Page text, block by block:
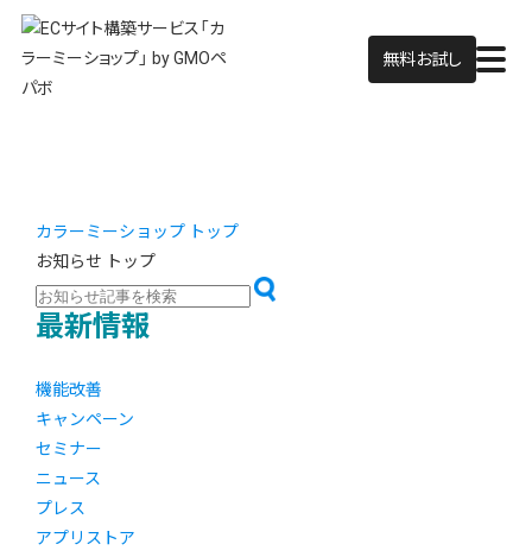
無料お試し
カラーミーショップ トップ
お知らせ トップ
最新情報
機能改善
キャンペーン
セミナー
ニュース
プレス
アプリストア